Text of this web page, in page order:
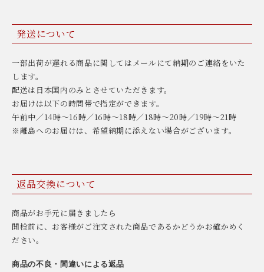
発送について
一部出荷が遅れる商品に関してはメールにて納期のご連絡をいた
します。
配送は日本国内のみとさせていただきます。
お届けは以下の時間帯で指定ができます。
午前中／14時〜16時／16時〜18時／18時〜20時／19時〜21時
※離島へのお届けは、希望納期に添えない場合がございます。
返品交換について
商品がお手元に届きましたら
開栓前に、お客様がご注文された商品であるかどうかお確かめく
ださい。
商品の不良・間違いによる返品